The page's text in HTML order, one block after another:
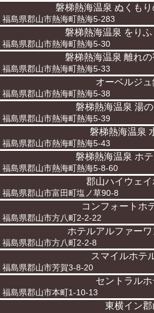
磐梯熱海温泉 ぬくも
福島県郡山市熱海町熱海5-283
磐梯熱海温泉 をりふ
福島県郡山市熱海町熱海5-30
磐梯熱海温泉 離れ
福島県郡山市熱海町熱海5-33
オーベルジ
福島県郡山市熱海町熱海5-38
磐梯熱海温泉 湯
福島県郡山市熱海町熱海5-39
磐梯熱海温泉
福島県郡山市熱海町熱海5-43
磐梯熱海温泉 ホ
福島県郡山市熱海町熱海5-8-60
郡山ハイウェ
福島県郡山市富田町塩ノ草90-8
コンフォートホ
福島県郡山市方八町2-2-22
ホテルアルファー
福島県郡山市方八町2-2-8
スマイルホテ
福島県郡山市芳賀3-8-20
セントラル
福島県郡山市本町1-10-13
東横イン郡